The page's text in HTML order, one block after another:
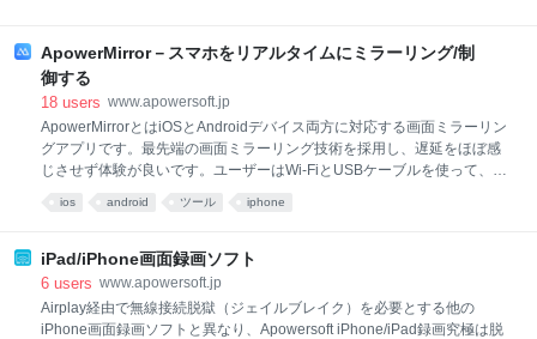
をCDに焼くApowersoftストリーミング音声録音ソフ
トは、NHKなどのラジオを録音すること、音楽視聴サ
イトから音楽をダウンロー
絡先管理ができます。では、最高の電話帳アプリを5
本紹介します。 Android電話帳アプリPCでスマホ連絡
先管理1 Android連絡先アプリ以下のAndroid電話帳管
理アプリのリストを確認してください。 電話帳A+ iOS
でもAndroidでも使える人気の電話帳アプリです。イ
ンターフェースがシンプルで、使いやすいとユーザー
ップでの操作が可能で、簡単にグループ分けの管理が
きますから、検索する時は一目瞭然です。氏名など連
絡先での検索が可能で、メールをグル
ApowerMirror－スマホをリアルタイムにミラーリング/制
御する
18 users www.apowersoft.jp
ApowerMirrorとはiOSとAndroidデバイス両方に対応する画面ミラーリン
グアプリです。最先端の画面ミラーリング技術を採用し、遅延をほぼ感
じさせず体験が良いです。ユーザーはWi-FiとUSBケーブルを使って、
音声付きで画面を表示することもできます。
ios android ツール iphone
iPad/iPhone画面録画ソフト
6 users www.apowersoft.jp
Airplay経由で無線接続脱獄（ジェイルブレイク）を必要とする他の
iPhone画面録画ソフトと異なり、Apowersoft iPhone/iPad録画究極は脱